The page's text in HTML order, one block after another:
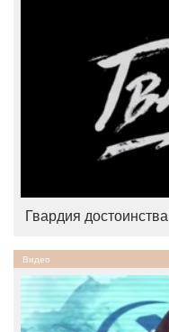
Гвардия достоинства
Видео